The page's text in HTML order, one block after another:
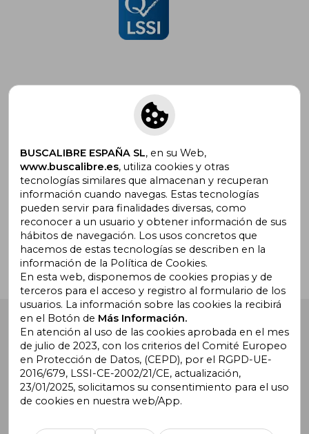
Suscríbete para recibir ofertas y
promociones
¿Necesitas ayuda?
Ir a Centro de Soporte
Buscalibre España. Calle Energía, 65, Nave 3 (08940),
Cornellà de Llobregat, Barcelona. Derechos Reservados.
Buscalibre Argentina| Buscalibre Chile
BUSCALIBRE ESPAÑA SL, en su Web,
www.buscalibre.es, utiliza cookies y otras
tecnologías similares que almacenan y recuperan
información cuando navegas. Estas tecnologías
pueden servir para finalidades diversas, como
reconocer a un usuario y obtener información de sus
hábitos de navegación. Los usos concretos que
hacemos de estas tecnologías se describen en la
información de la Política de Cookies.
En esta web, disponemos de cookies propias y de
terceros para el acceso y registro al formulario de los
usuarios. La información sobre las cookies la recibirá
en el Botón de Más Información.
En atención al uso de las cookies aprobada en el mes
de julio de 2023, con los criterios del Comité Europeo
en Protección de Datos, (CEPD), por el RGPD-UE-
2016/679, LSSI-CE-2002/21/CE, actualización,
23/01/2025, solicitamos su consentimiento para el uso
de cookies en nuestra web/App.